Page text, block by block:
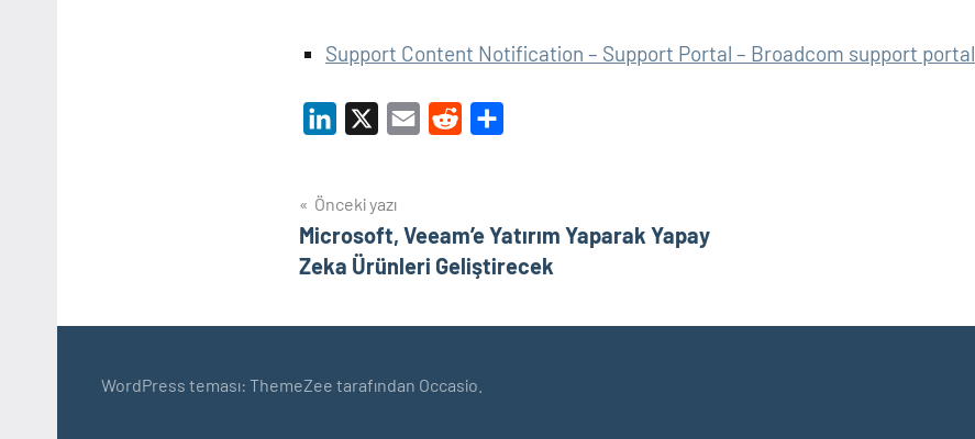
Support Content Notification – Support Portal – Broadcom support portal
LinkedIn Email Reddit
Yazı
gezinmesi
Önceki yazı
Microsoft, Veeam’e Yatırım Yaparak Yapay
Zeka Ürünleri Geliştirecek
WordPress teması: ThemeZee tarafından Occasio.